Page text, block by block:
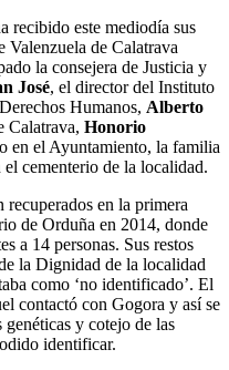
recibido este mediodía sus
Valenzuela de Calatrava
la consejera de Justicia y
José, el director del Instituto
Humanos, Alberto
Calatrava, Honorio
en el Ayuntamiento, la familia
cementerio de la localidad.
en la primera
de Orduña en 2014, donde
a 14 personas. Sus restos
la Dignidad de la localidad
como ‘no identificado’. El
contactó con Gogora y así se
y cotejo de las
identificar.